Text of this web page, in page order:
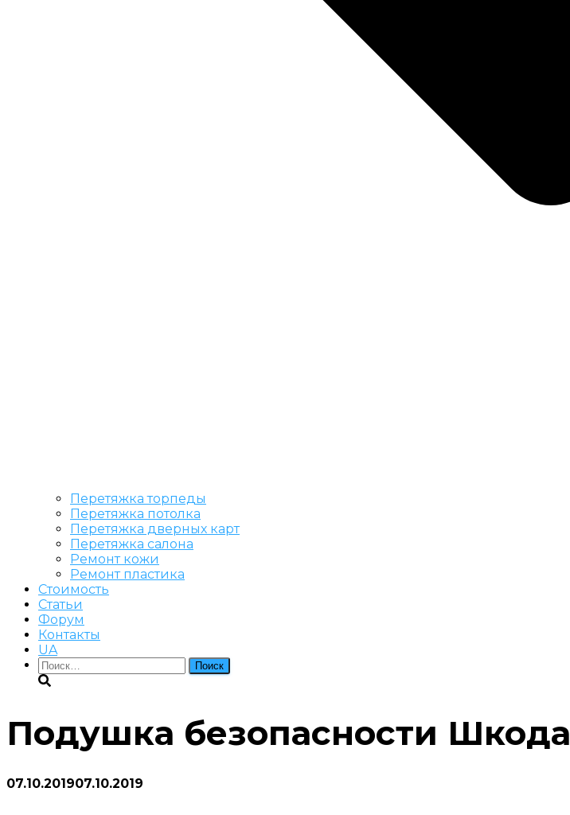
Перетяжка торпеды
Перетяжка потолка
Перетяжка дверных карт
Перетяжка салона
Ремонт кожи
Ремонт пластика
Стоимость
Статьи
Форум
Контакты
UA
Найти:
Подушка безопасности Шкода
07.10.201907.10.2019